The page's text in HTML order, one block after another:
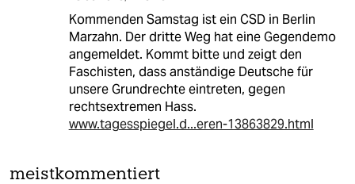
Kommenden Samstag ist ein CSD in Berlin
Marzahn. Der dritte Weg hat eine Gegendemo
angemeldet. Kommt bitte und zeigt den
Faschisten, dass anständige Deutsche für
unsere Grundrechte eintreten, gegen
rechtsextremen Hass.
www.tagesspiegel.d...eren-13863829.html
meistkommentiert